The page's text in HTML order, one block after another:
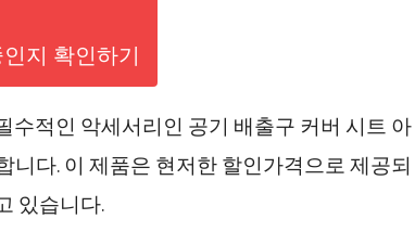
지 확인하기
수적인 악세서리인 공기 배출구 커버 시트 아
다. 이 제품은 현저한 할인가격으로 제공되
있습니다.